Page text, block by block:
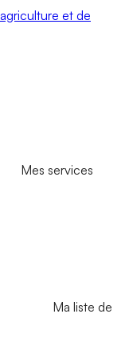
et de
Mes services
Ma liste de